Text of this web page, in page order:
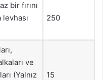
bir fırını
levhası
250
ve
(Yalnız
15